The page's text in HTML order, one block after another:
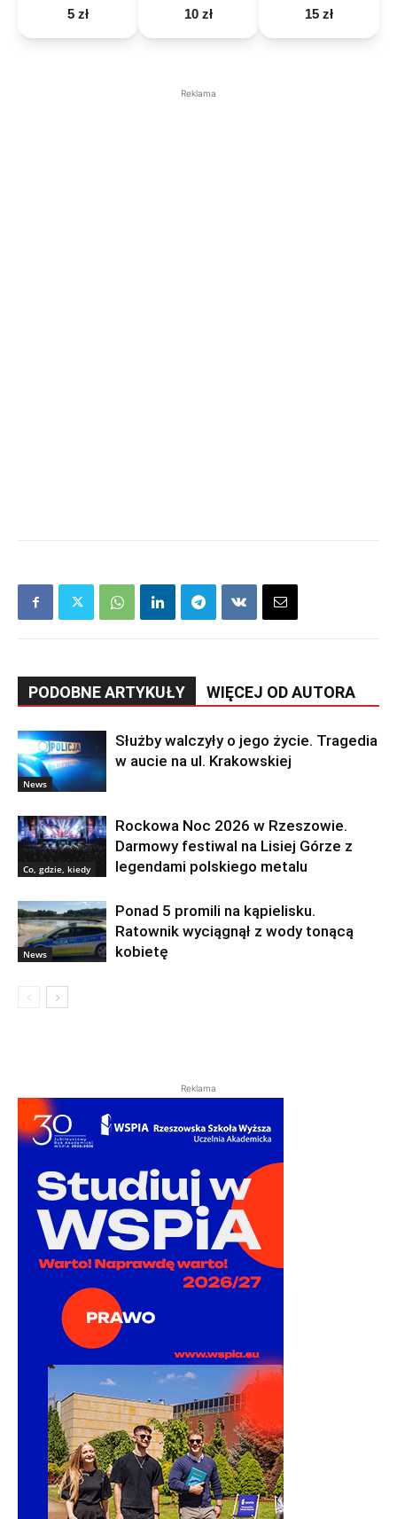
5 zł 10 zł 15 zł
Reklama
PODOBNE ARTYKUŁY WIĘCEJ OD AUTORA
News
Służby walczyły o jego życie. Tragedia
w aucie na ul. Krakowskiej
Co, gdzie, kiedy
Rockowa Noc 2026 w Rzeszowie.
Darmowy festiwal na Lisiej Górze z
legendami polskiego metalu
News
Ponad 5 promili na kąpielisku.
Ratownik wyciągnął z wody tonącą
kobietę
Reklama